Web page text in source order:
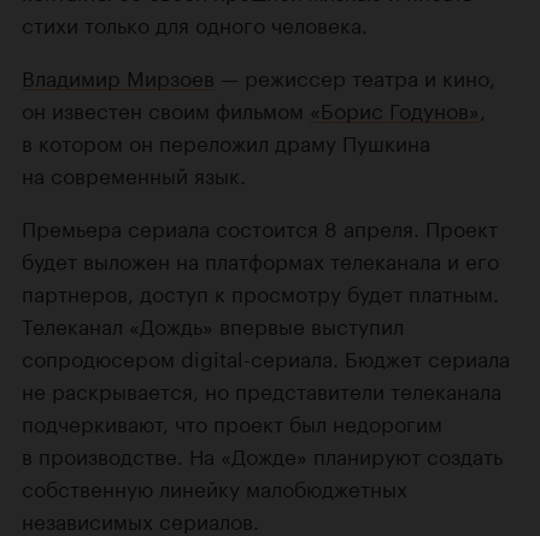
стихи только для одного человека.
Владимир Мирзоев — режиссер театра и кино,
он известен своим фильмом «Борис Годунов»
в котором он переложил драму Пушкина
на современный язык.
Премьера сериала состоится 8 апреля. Проект
будет выложен на платформах телеканала и его
партнеров, доступ к просмотру будет платным.
Телеканал «Дождь» впервые выступил
сопродюсером digital-сериала. Бюджет сериала
не раскрывается, но представители телеканала
подчеркивают, что проект был недорогим
в производстве. На «Дожде» планируют создать
собственную линейку малобюджетных
независимых сериалов.